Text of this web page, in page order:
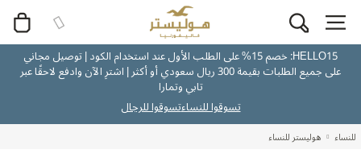
HELLO15: خصم 15% على الطلب الأول عند استخدام الكود | توصيل مجاني
على جميع الطلبات بقيمة 300 ريال سعودي أو أكثر | اشترِ الآن وادفع لاحقًا عبر
تابي وتمارا
تسوقوا للنساءتسوقوا للرجال
للنساء هوليستر للنساء